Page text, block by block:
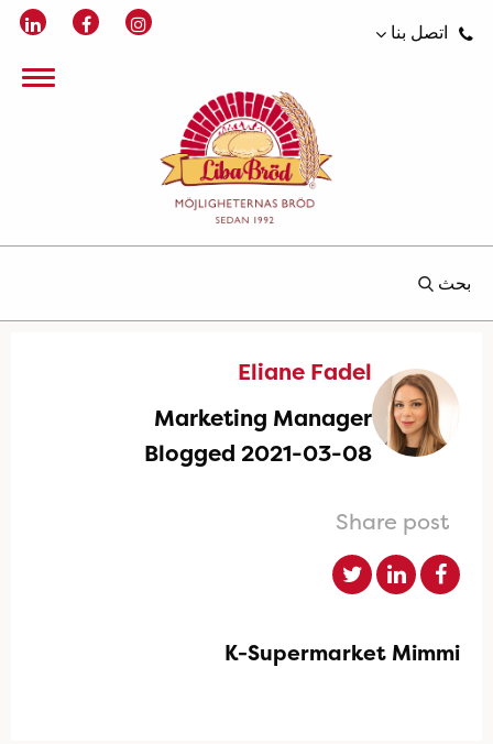
اتصل بنا
بحث
Eliane Fadel
Marketing Manager
Blogged 2021-03-08
Share post
K-Supermarket Mimmi